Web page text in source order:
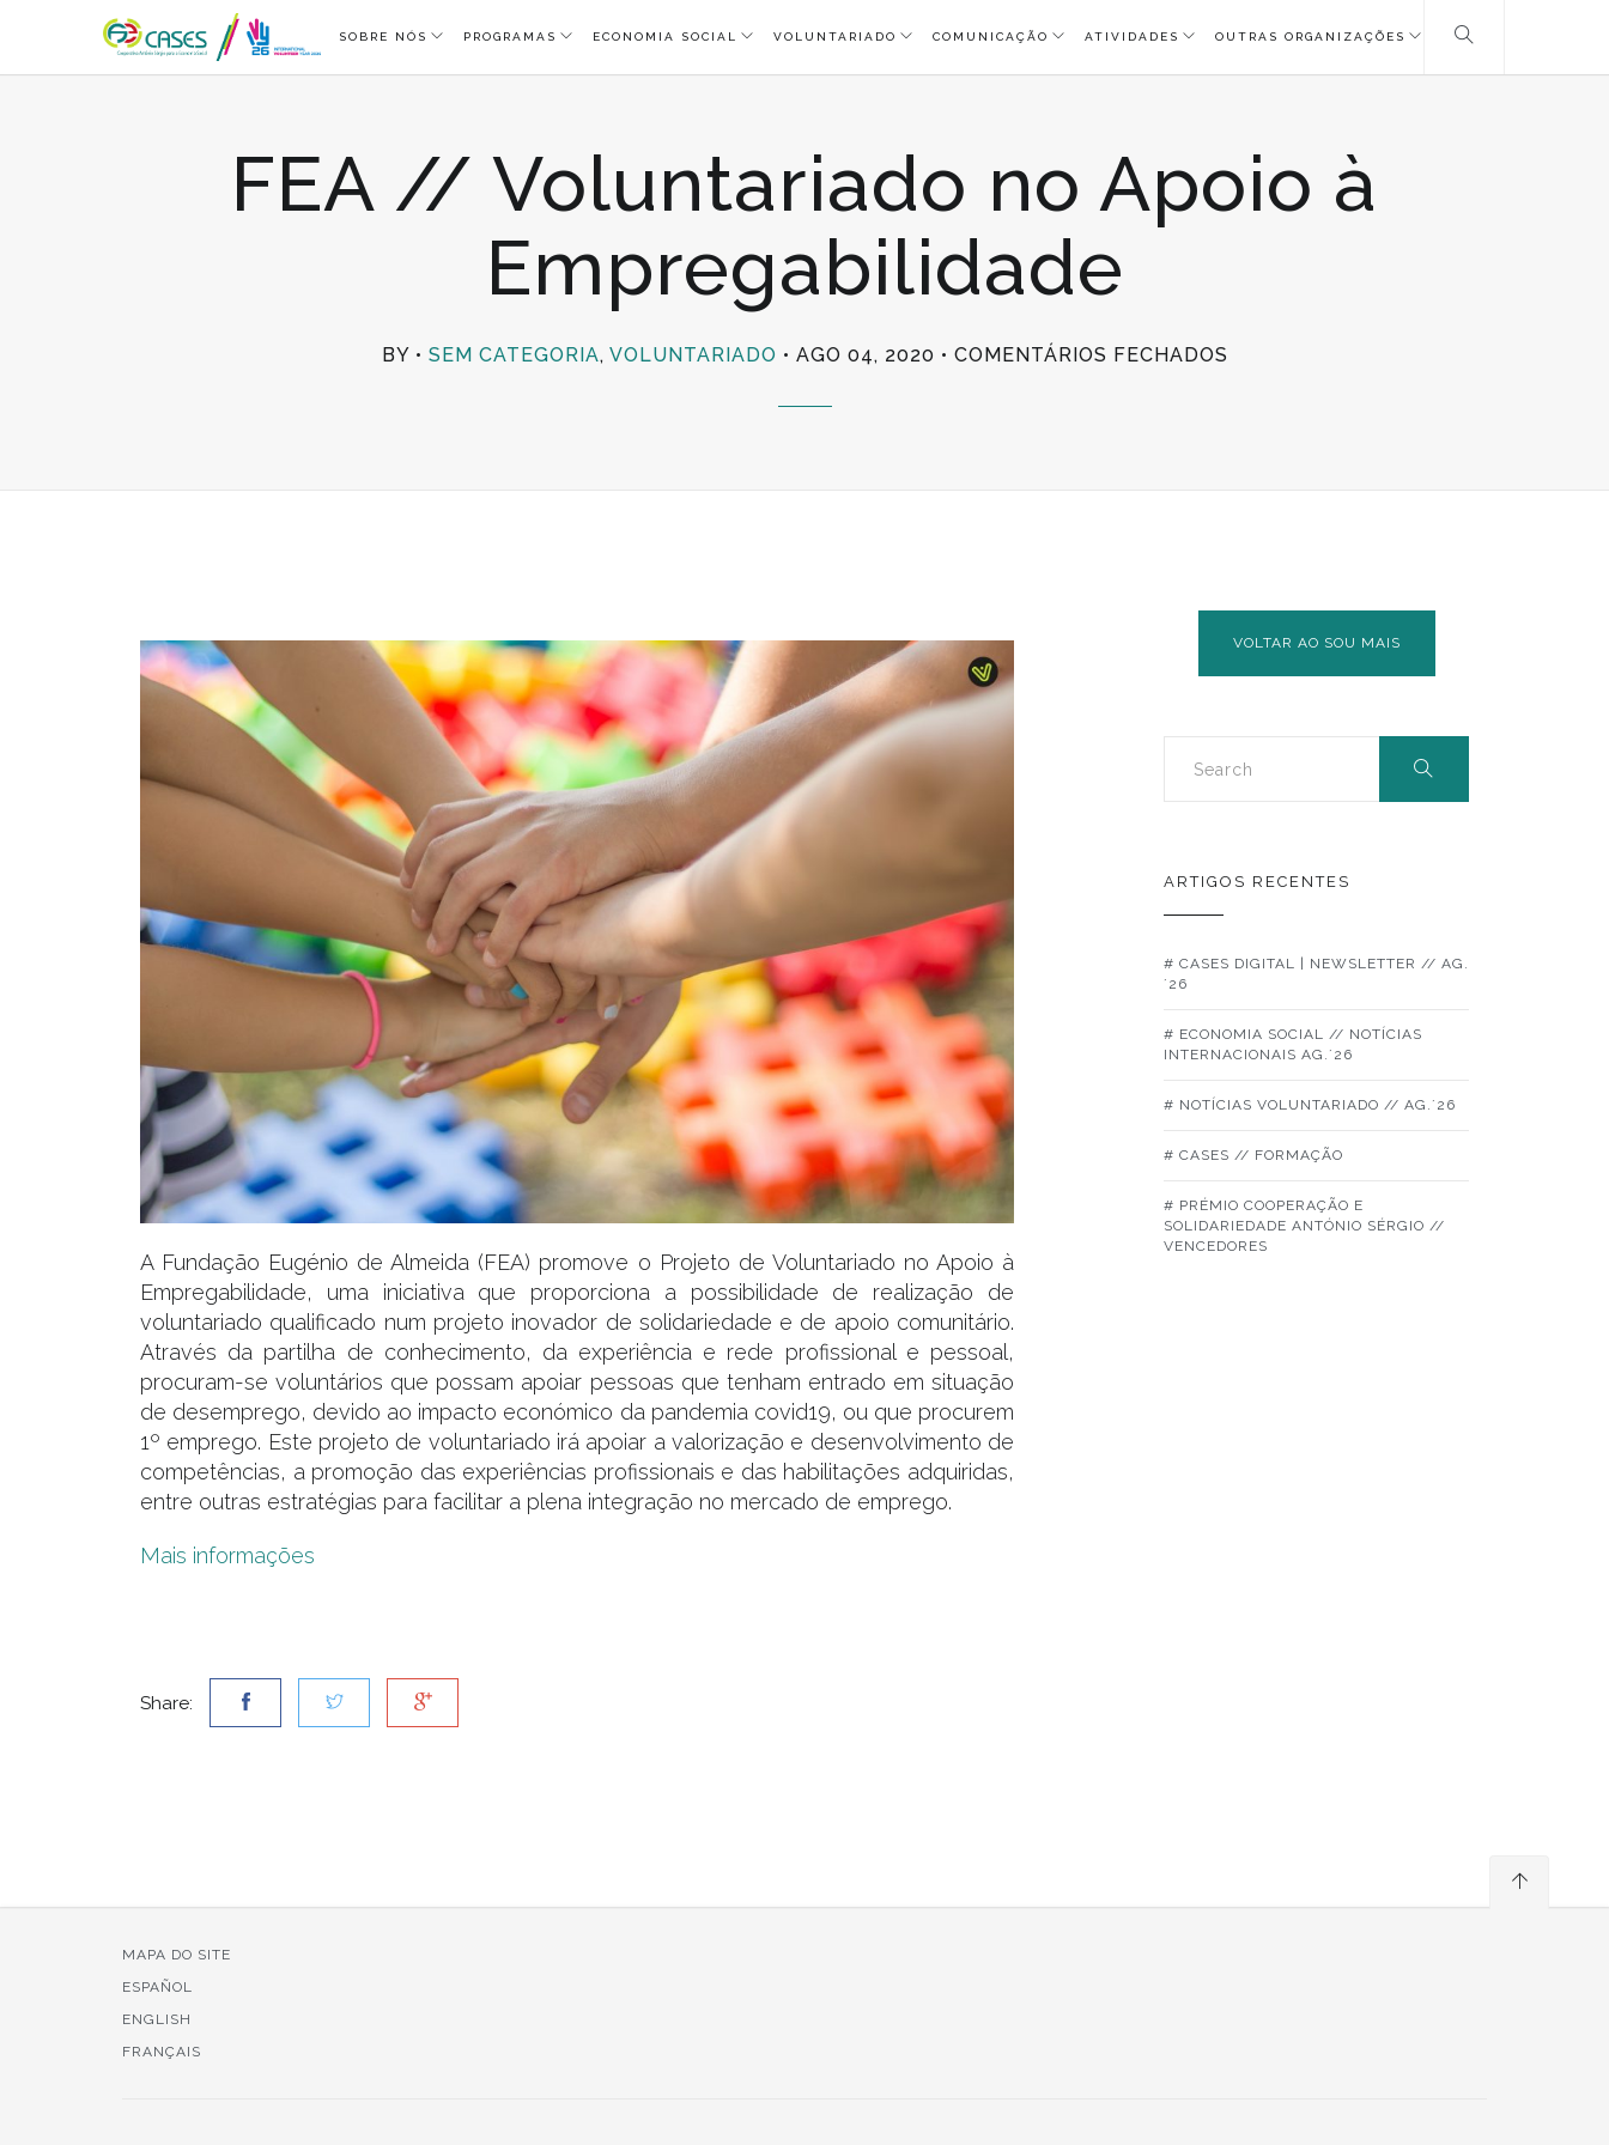
SOBRE NÓS PROGRAMAS ECONOMIA SOCIAL VOLUNTARIADO COMUNICAÇÃO ATIVIDADES OUTRAS ORGANIZAÇÕES
FEA // Voluntariado no Apoio à
Empregabilidade
BY SEM CATEGORIA, VOLUNTARIADO AGO 04, 2020 COMENTÁRIOS FECHADOS
A Fundação Eugénio de Almeida (FEA) promove o Projeto de Voluntariado no Apoio à
Empregabilidade, uma iniciativa que proporciona a possibilidade de realização de
voluntariado qualificado num projeto inovador de solidariedade e de apoio comunitário.
Através da partilha de conhecimento, da experiência e rede profissional e pessoal,
procuram-se voluntários que possam apoiar pessoas que tenham entrado em situação
de desemprego, devido ao impacto económico da pandemia covid19, ou que procurem
1º emprego. Este projeto de voluntariado irá apoiar a valorização e desenvolvimento de
competências, a promoção das experiências profissionais e das habilitações adquiridas,
entre outras estratégias para facilitar a plena integração no mercado de emprego.
Mais informações
Share:
VOLTAR AO SOU MAIS
ARTIGOS RECENTES
# CASES DIGITAL | NEWSLETTER // AG.
´26
# ECONOMIA SOCIAL // NOTÍCIAS
INTERNACIONAIS AG.´26
# NOTÍCIAS VOLUNTARIADO // AG.´26
# CASES // FORMAÇÃO
# PRÉMIO COOPERAÇÃO E
SOLIDARIEDADE ANTÓNIO SÉRGIO //
VENCEDORES
MAPA DO SITE
ESPAÑOL
ENGLISH
FRANÇAIS